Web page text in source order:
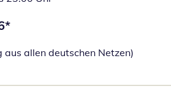
*
allen deutschen Netzen)